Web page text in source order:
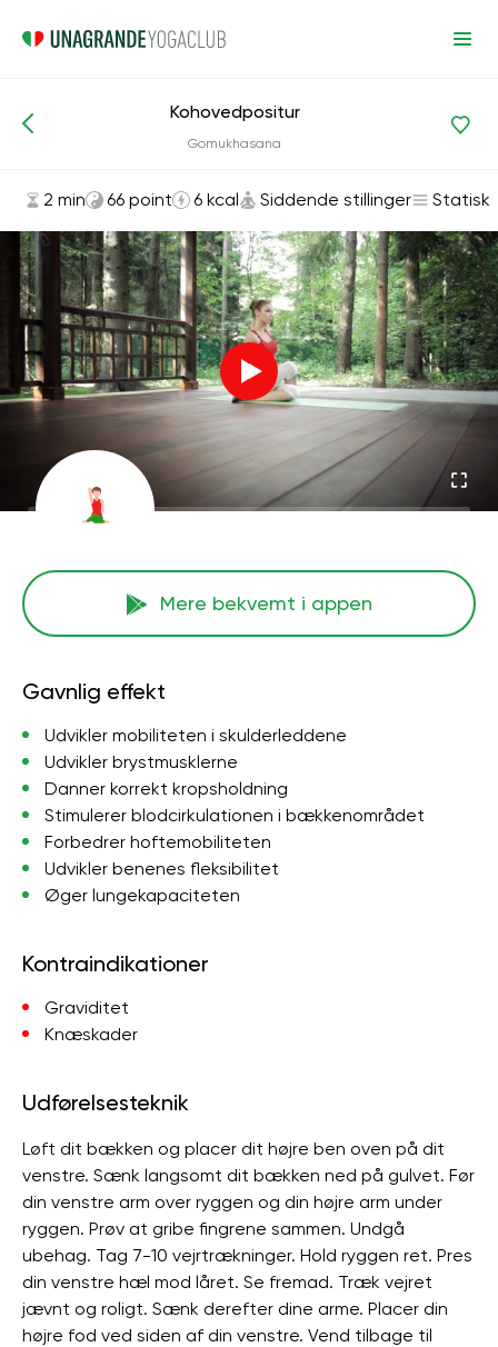
Siddende stillinger
Kohovedpositur
Gomukhasana
2 min 66 point 6 kcal Siddende stillinger Statisk
Mere bekvemt i appen
Gavnlig effekt
Udvikler mobiliteten i skulderleddene
Udvikler brystmusklerne
Danner korrekt kropsholdning
Stimulerer blodcirkulationen i bækkenområdet
Forbedrer hoftemobiliteten
Udvikler benenes fleksibilitet
Øger lungekapaciteten
Kontraindikationer
Graviditet
Knæskader
Udførelsesteknik
Løft dit bækken og placer dit højre ben oven på dit
venstre. Sænk langsomt dit bækken ned på gulvet. Før
din venstre arm over ryggen og din højre arm under
ryggen. Prøv at gribe fingrene sammen. Undgå
ubehag. Tag 7-10 vejrtrækninger. Hold ryggen ret. Pres
din venstre hæl mod låret. Se fremad. Træk vejret
jævnt og roligt. Sænk derefter dine arme. Placer din
højre fod ved siden af ​​din venstre. Vend tilbage til